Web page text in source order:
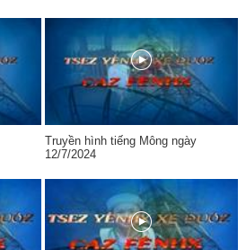
Truyền hình tiếng Mông ngày
12/7/2024